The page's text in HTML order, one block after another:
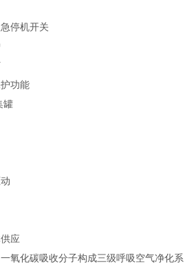
停机开关
功能
罐
应
氧化碳吸收分子构成三级呼吸空气净化系